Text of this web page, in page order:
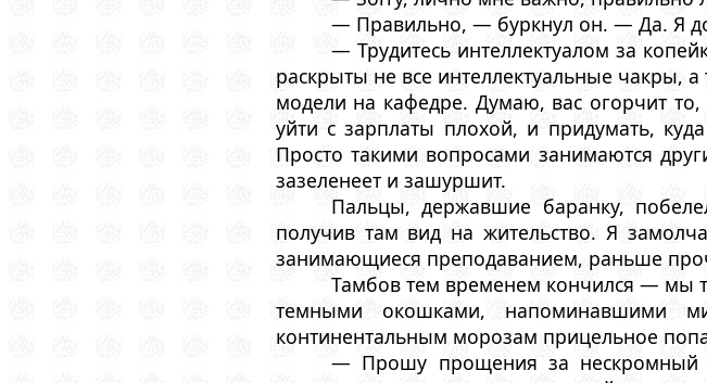
— Правильно, — буркнул он. — Да. Я
— Трудитесь интеллектуалом за
раскрыты не все интеллектуальные чакры,
модели на кафедре. Думаю, вас огорчит то,
уйти с зарплаты плохой, и придумать,
Просто такими вопросами занимаются
зазеленеет и зашуршит.
Пальцы, державшие баранку,
получив там вид на жительство. Я
занимающиеся преподаванием, раньше
Тамбов тем временем кончился — мы
темными окошками, напоминавшими
континентальным морозам прицельное
— Прошу прощения за нескромный